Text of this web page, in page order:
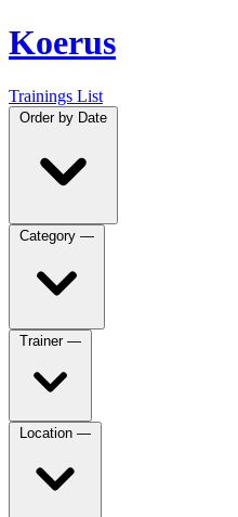
Koerus
Trainings List
Order by Date
Category —
Trainer —
Location —